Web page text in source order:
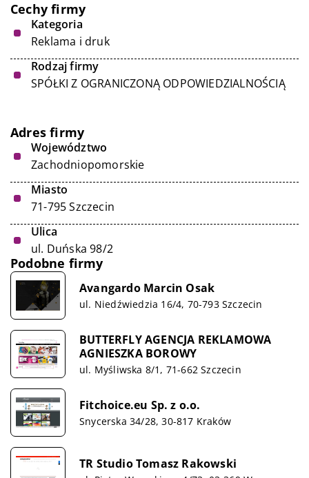
Cechy firmy
Kategoria
Reklama i druk
Rodzaj firmy
SPÓŁKI Z OGRANICZONĄ ODPOWIEDZIALNOŚCIĄ
Adres firmy
Województwo
Zachodniopomorskie
Miasto
71-795 Szczecin
Ulica
ul. Duńska 98/2
Podobne firmy
Avangardo Marcin Osak
ul. Niedźwiedzia 16/4, 70-793 Szczecin
BUTTERFLY AGENCJA REKLAMOWA
AGNIESZKA BOROWY
ul. Myśliwska 8/1, 71-662 Szczecin
Fitchoice.eu Sp. z o.o.
Snycerska 34/28, 30-817 Kraków
TR Studio Tomasz Rakowski